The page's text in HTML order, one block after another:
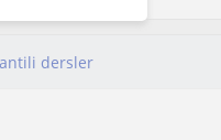
dersler